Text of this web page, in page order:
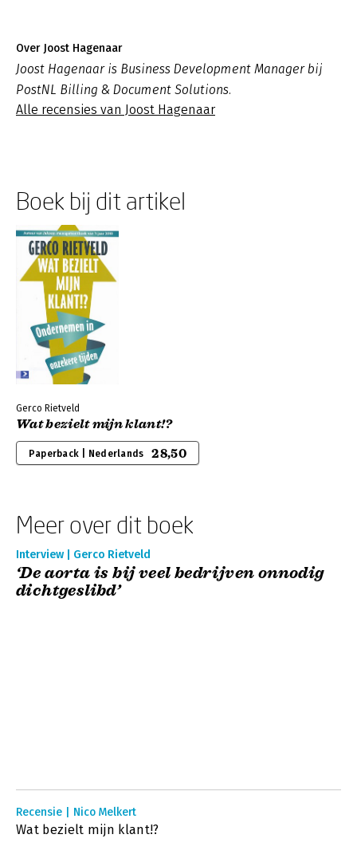
Over Joost Hagenaar
Joost Hagenaar is Business Development Manager bij
PostNL Billing & Document Solutions.
Alle recensies van Joost Hagenaar
Boek bij dit artikel
Gerco Rietveld
Wat bezielt mijn klant!?
Paperback | Nederlands 28,50
Meer over dit boek
Interview | Gerco Rietveld
‘De aorta is bij veel bedrijven onnodig
dichtgeslibd’
Recensie | Nico Melkert
Wat bezielt mijn klant!?